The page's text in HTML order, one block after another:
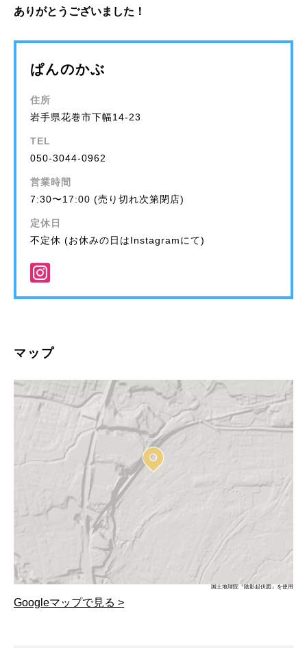
ありがとうございました！
ぱんのかぶ
住所
岩手県花巻市下幅14-23
TEL
050-3044-0962
営業時間
7:30〜17:00 (売り切れ次第閉店)
定休日
不定休 (お休みの日はInstagramにて)
マップ
国土地理院『陰影起伏図』を使用
Googleマップで見る >